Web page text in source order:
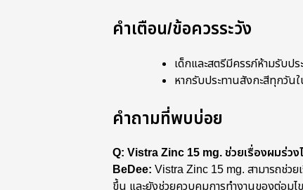
คำเตือน/ข้อควรระวัง
เด็กและสตรีมีครรภ์ห้ามรับปร
หากรับประทานสังกะสีทุกวัน
คำถามที่พบบ่อย
Q: Vistra Zinc 15 mg. ช่วยเรื่องผมร่วง
BeDee: Vistra Zinc 15 mg. สามารถช่ว